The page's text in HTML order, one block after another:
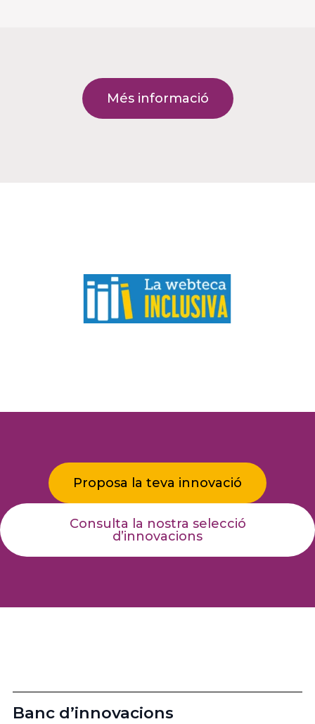
Més informació
Proposa la teva innovació
Consulta la nostra selecció
d’innovacions
Banc d’innovacions